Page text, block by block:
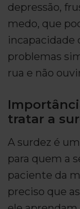
depressão,
medo, que
incapacidade
problemas
rua e não
tratar a
A surdez é
para quem a
paciente da
preciso que